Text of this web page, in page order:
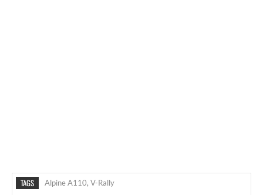
TAGS Alpine A110, V-Rally